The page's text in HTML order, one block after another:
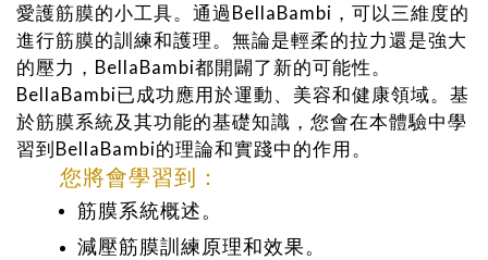
愛護筋膜的小工具。通過BellaBambi，可以三維度的
進行筋膜的訓練和護理。無論是輕柔的拉力還是強大
的壓力，BellaBambi都開闢了新的可能性。
BellaBambi已成功應用於運動、美容和健康領域。基
於筋膜系統及其功能的基礎知識，您會在本體驗中學
習到BellaBambi的理論和實踐中的作用。
您將會學習到：
筋膜系統概述。
減壓筋膜訓練原理和效果。